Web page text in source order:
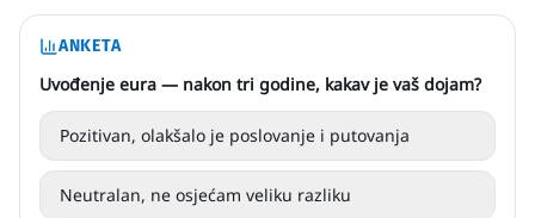
ANKETA
Uvođenje eura — nakon tri godine, kakav je vaš dojam?
Pozitivan, olakšalo je poslovanje i putovanja
Neutralan, ne osjećam veliku razliku